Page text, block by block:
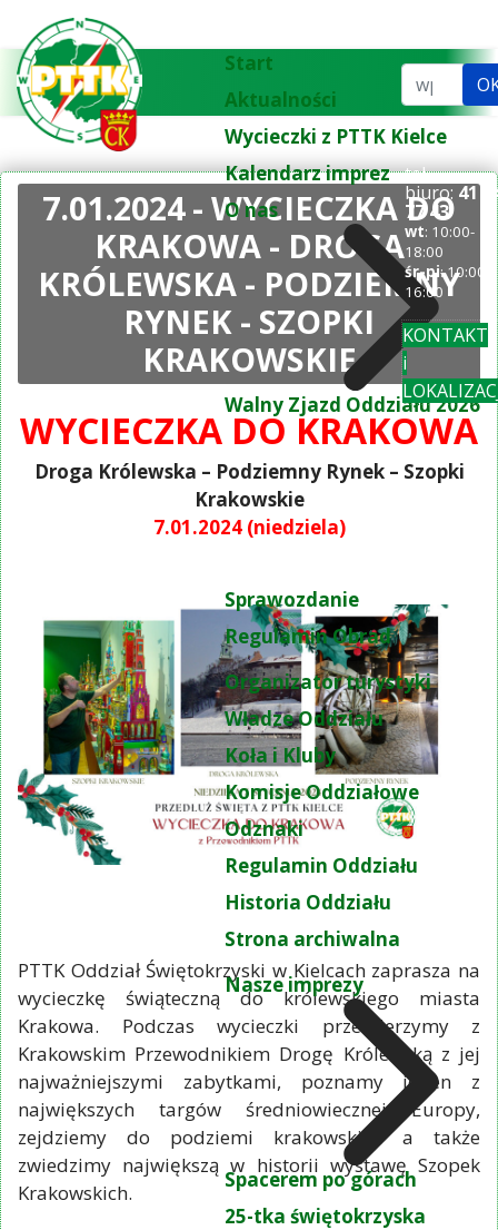
Start
Aktualności
Wycieczki z PTTK Kielce
Kalendarz imprez
O nas
Walny Zjazd Oddziału 2026
Sprawozdanie
Regulamin Obrad
Organizator turystyki
Władze Oddziału
Koła i Kluby
Komisje Oddziałowe
Odznaki
Regulamin Oddziału
Historia Oddziału
Strona archiwalna
Nasze imprezy
Spacerem po górach
25-tka świętokrzyska
Szukaj...
tel.
biuro: 41
77 43
wt: 10:00-
18:00
śr-pi: 10:00-
16:00
KONTAKT
i
7.01.2024 - WYCIECZKA DO
KRAKOWA - DROGA
KRÓLEWSKA - PODZIEMNY
RYNEK - SZOPKI
KRAKOWSKIE
WYCIECZKA DO KRAKOWA
Droga Królewska – Podziemny Rynek – Szopki
Krakowskie
7.01.2024 (niedziela)
PTTK Oddział Świętokrzyski w Kielcach zaprasza na
wycieczkę świąteczną do królewskiego miasta
Krakowa. Podczas wycieczki przemierzymy z
Krakowskim Przewodnikiem Drogę Królewską z jej
najważniejszymi zabytkami, poznamy jeden z
największych targów średniowiecznej Europy,
zejdziemy do podziemi krakowskich a także
zwiedzimy największą w historii wystawę Szopek
Krakowskich.